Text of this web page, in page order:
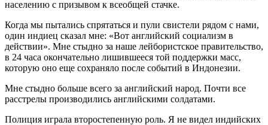
населению с призывом к всеобщей стачке.
Когда мы пытались спрятаться и пули свистели рядом с нами,
один индиец сказал мне: «Вот английский социализм в
действии». Мне стыдно за наше лейбористское правительство,
в 24 часа окончательно лишившееся той поддержки масс,
которую оно еще сохраняло после событий в Индонезии.
Мне стыдно больше всего за английский народ. Почти все
расстрелы производились английскими солдатами.
Полиция играла второстепенную роль. Я не видел индийских